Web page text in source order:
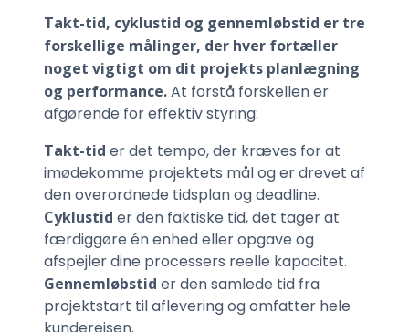
Takt-tid, cyklustid og gennemløbstid er tre
forskellige målinger, der hver fortæller
noget vigtigt om dit projekts planlægning
og performance.At forstå forskellen er
afgørende for effektiv styring:
Takt-tid er det tempo, der kræves for at
imødekomme projektets mål og er drevet af
den overordnede tidsplan og deadline.
Cyklustid er den faktiske tid, det tager at
færdiggøre én enhed eller opgave og
afspejler dine processers reelle kapacitet.
Gennemløbstid er den samlede tid fra
projektstart til aflevering og omfatter hele
kunderejsen.